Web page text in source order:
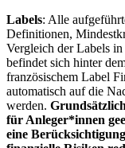
Labels: Alle
Definitionen,
Vergleich der Labels
befindet sich hinter
französischem Label
automatisch auf die
werden.
für Anleger*innen
eine